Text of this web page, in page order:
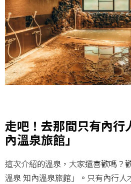
走吧！去那間只有內行
內溫泉旅館」
這次介紹的溫泉，大家還喜歡嗎？
溫泉 知內溫泉旅館」。只有內行